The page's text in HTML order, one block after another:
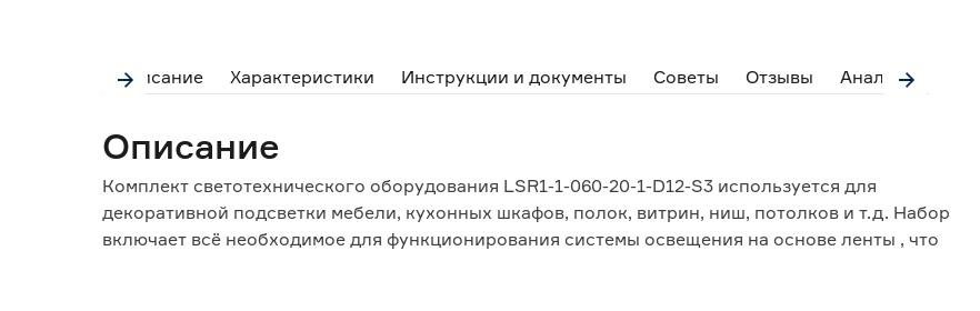
Описание Характеристики Инструкции и документы Советы Отзывы Аналоги
Описание
Комплект светотехнического оборудования LSR1-1-060-20-1-D12-S3 используется для
декоративной подсветки мебели, кухонных шкафов, полок, витрин, ниш, потолков и т.д. Набор
включает всё необходимое для функционирования системы освещения на основе ленты , что